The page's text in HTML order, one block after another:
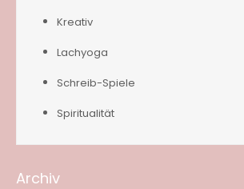
Kreativ
Lachyoga
Schreib-Spiele
Spiritualität
Archiv